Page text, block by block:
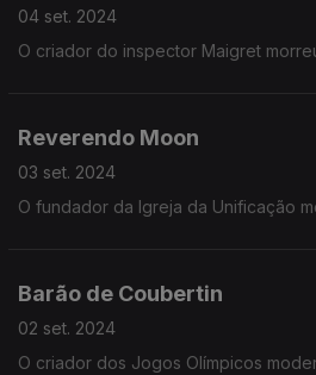
04 set. 2024
O criador do inspector Maigret
Reverendo Moon
03 set. 2024
O fundador da Igreja da Unificação
Barão de Coubertin
02 set. 2024
O criador dos Jogos Olímpicos